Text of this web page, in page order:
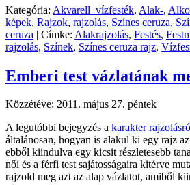
Kategória: Akvarell_vízfesték, Alak-,
képek, Rajzok, rajzolás, Színes ceruza,
ceruza | Címke: Alakrajzolás, Festés,
rajzolás, Színek, Színes ceruza rajz,
Emberi test vázlatának
Közzétéve: 2011. május 27. péntek
A legutóbbi bejegyzés a karakter
általánosan, hogyan is alakul ki egy rajz
ebből kiindulva egy kicsit részletesebb
női és a férfi test sajátosságaira kitérve
rajzold meg azt az alap vázlatot, amiből